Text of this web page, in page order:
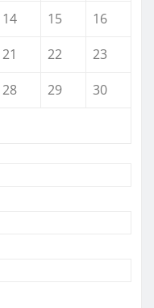
14 15
16
21 22
23
28 29
30